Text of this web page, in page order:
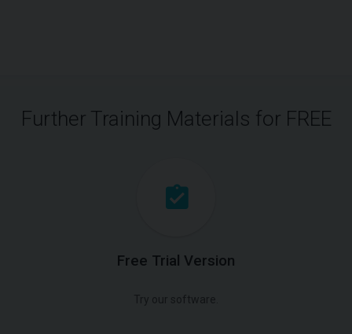
Further Training Materials for FREE
Free Trial Version
Try our software.